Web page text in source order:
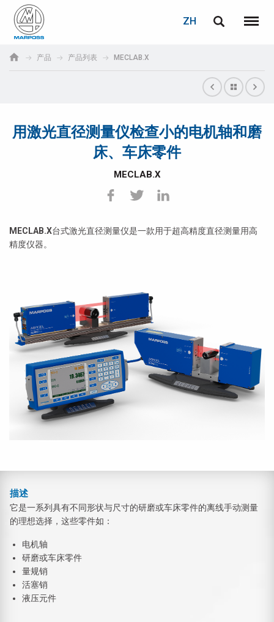
S.p.A.
ZH
菜单
产品 产品列表 MECLAB.X
用激光直径测量仪检查小的电机轴和磨
床、车床零件
MECLAB.X
MECLAB.X台式激光直径测量仪是一款用于超高精度直径测量用高
精度仪器。
描述
它是一系列具有不同形状与尺寸的研磨或车床零件的离线手动测量
的理想选择，这些零件如：
电机轴
研磨或车床零件
量规销
活塞销
液压元件
Deutsch
Español
日本語 (Japanese)
中文 (Chinese)
한국어 (Korean)
登录
密码